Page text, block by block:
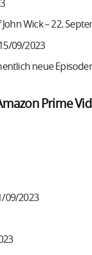
Wick – 22.
09/2023
neue
Prime
09/2023